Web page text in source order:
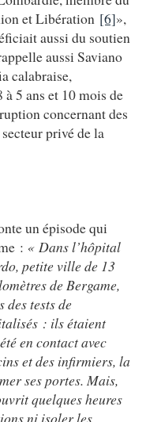
et Libération [6]»,
aussi du soutien
aussi Saviano
calabraise,
5 ans et 10 mois de
concernant des
privé de la
un épisode qui
: « Dans l’hôpital
petite ville de 13
de Bergame,
tests de
: ils étaient
en contact avec
et des infirmiers, la
ses portes. Mais,
quelques heures
ni isoler les